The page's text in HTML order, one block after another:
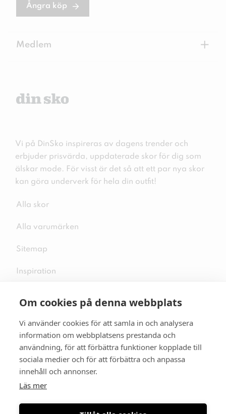
Om cookies på denna webbplats
Vi använder cookies för att samla in och analysera
information om webbplatsens prestanda och
användning, för att förbättra funktioner kopplade till
sociala medier och för att förbättra och anpassa
innehåll och annonser.
Läs mer
Ångra köp
Medlem +
Vi på DinSko inspireras av dagens trender och
erbjuder prisvärda, uppdaterade skor för dig som
älskar mode. För visst är det så att ett par nya skor
kan göra underverk för hela din outfit!
Alla skor
Alla varumärken
Sitemap
Inspiration
Följ oss på sociala medier
Se mer skor: skopunkten.se